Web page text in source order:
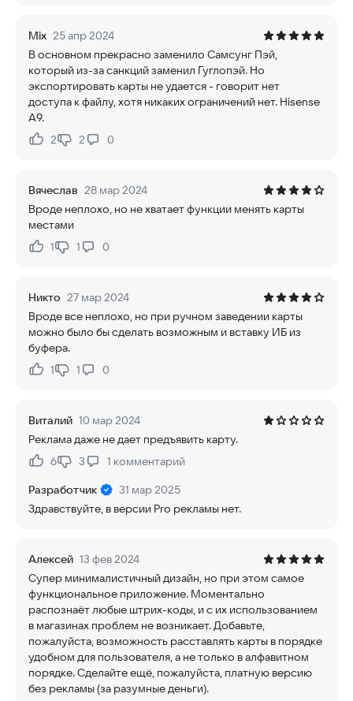
Mix 25 апр 2024
В основном прекрасно заменило Самсунг Пэй,
который из-за санкций заменил Гуглопэй. Но
экспортировать карты не удается - говорит нет
доступа к файлу, хотя никаких ограничений нет. Hisense
A9.
Нравится:
2Не нравится:
2 0
Вячеслав 28 мар 2024
Вроде неплохо, но не хватает функции менять карты
местами
Нравится:
1Не нравится:
1 0
Никто 27 мар 2024
Вроде все неплохо, но при ручном заведении карты
можно было бы сделать возможным и вставку ИБ из
буфера.
Нравится:
1Не нравится:
1 0
Виталий 10 мар 2024
Реклама даже не дает предъявить карту.
Нравится:
6Не нравится:
3 1 комментарий
Разработчик
31 мар 2025
Здравствуйте, в версии Pro рекламы нет.
Алексей 13 фев 2024
Супер минималистичный дизайн, но при этом самое
функциональное приложение. Моментально
распознаёт любые штрих-коды, и с их использованием
в магазинах проблем не возникает. Добавьте,
пожалуйста, возможность расставлять карты в порядке
удобном для пользователя, а не только в алфавитном
порядке. Сделайте ещё, пожалуйста, платную версию
без рекламы (за разумные деньги).